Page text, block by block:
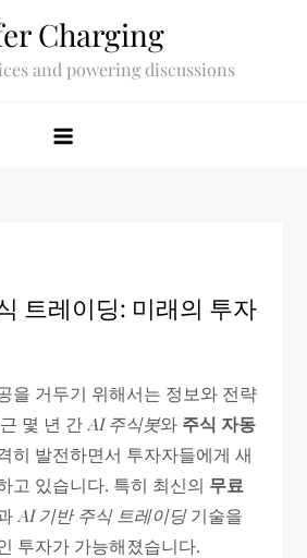
Charging
and powering discussions
트레이딩: 미래의 투자
을 거두기 위해서는 정보와 전략
몇 년 간 AI 주식봇와 주식 자동
히 발전하면서 투자자들에게 새
고 있습니다. 특히 최신의 무료
AI 기반 주식 트레이딩기술을
투자가 가능해졌습니다.